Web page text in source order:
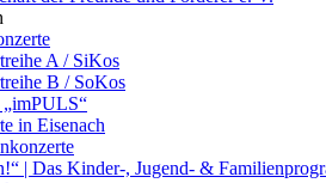
A / SiKos
B / SoKos
in Eisenach
| Das Kinder-, Jugend- &